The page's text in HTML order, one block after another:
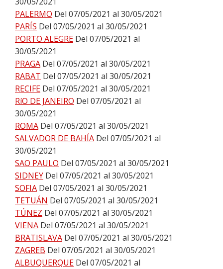
PALERMO Del 07/05/2021 al 30/05/2021
PARÍS Del 07/05/2021 al 30/05/2021
PORTO ALEGRE Del 07/05/2021 al
30/05/2021
PRAGA Del 07/05/2021 al 30/05/2021
RABAT Del 07/05/2021 al 30/05/2021
RECIFE Del 07/05/2021 al 30/05/2021
RíO DE JANEIRO Del 07/05/2021 al
30/05/2021
ROMA Del 07/05/2021 al 30/05/2021
SALVADOR DE BAHÍA Del 07/05/2021 al
30/05/2021
SAO PAULO Del 07/05/2021 al 30/05/2021
SIDNEY Del 07/05/2021 al 30/05/2021
SOFIA Del 07/05/2021 al 30/05/2021
TETUÁN Del 07/05/2021 al 30/05/2021
TÚNEZ Del 07/05/2021 al 30/05/2021
VIENA Del 07/05/2021 al 30/05/2021
BRATISLAVA Del 07/05/2021 al 30/05/2021
ZAGREB Del 07/05/2021 al 30/05/2021
ALBUQUERQUE Del 07/05/2021 al